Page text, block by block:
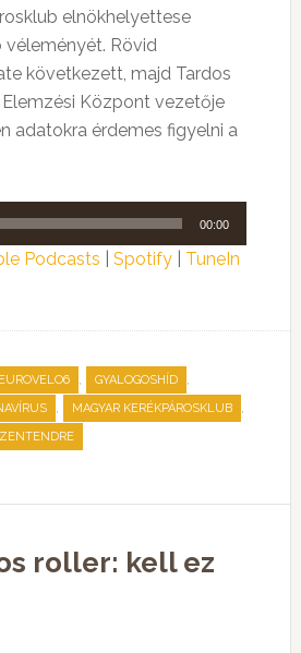
elnökhelyettese
véleményét. Rövid
következett, majd Tardos
Elemzési Központ vezetője
adatokra érdemes figyelni a
00:00
Podcasts Spotify| TuneIn
EUROVELO6 , GYALOGOSHÍD ,
, MAGYAR KERÉKPÁROSKLUB ,
roller: kell ez